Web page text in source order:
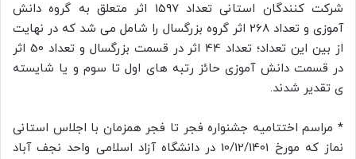
شرکت کنندگان استانی تعداد 1597 اثر متعلق به گروه دانش
آموزی و تعداد 268 اثر گروه بزرگسال را شامل می شد که در نهایت
از بین این تعداد؛ تعداد 44 اثر در قسمت بزرگسال و تعداد 50 اثر
در قسمت دانش آموزی حائز رتبه های اول تا سوم و یا شایسته
ی تقدیر شدند.
* مراسم اختتامیه جشنواره فجر تا فجر همزمان با اجلاس استانی
نماز که مورخ 10/12/1401 در دانشگاه آزاد اسلامی واحد نجف آباد